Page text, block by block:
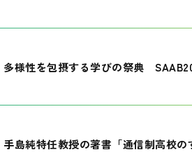
多様性を包摂する学びの祭典
手島純特任教授の著書「通信制高校